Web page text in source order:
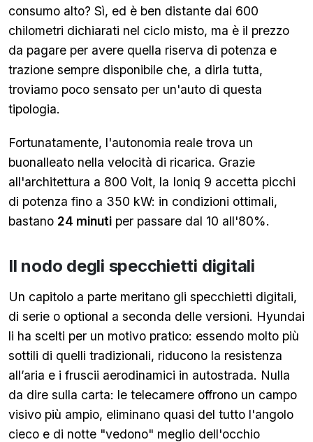
consumo alto? Sì, ed è ben distante dai 600
chilometri dichiarati nel ciclo misto, ma è il prezzo
da pagare per avere quella riserva di potenza e
trazione sempre disponibile che, a dirla tutta,
troviamo poco sensato per un'auto di questa
tipologia.
Fortunatamente, l'autonomia reale trova un
buonalleato nella velocità di ricarica. Grazie
all'architettura a 800 Volt, la Ioniq 9 accetta picchi
di potenza fino a 350 kW: in condizioni ottimali,
bastano 24 minuti per passare dal 10 all'80%.
Il nodo degli specchietti digitali
Un capitolo a parte meritano gli specchietti digitali,
di serie o optional a seconda delle versioni. Hyundai
li ha scelti per un motivo pratico: essendo molto più
sottili di quelli tradizionali, riducono la resistenza
all’aria e i fruscii aerodinamici in autostrada. Nulla
da dire sulla carta: le telecamere offrono un campo
visivo più ampio, eliminano quasi del tutto l'angolo
cieco e di notte "vedono" meglio dell'occhio